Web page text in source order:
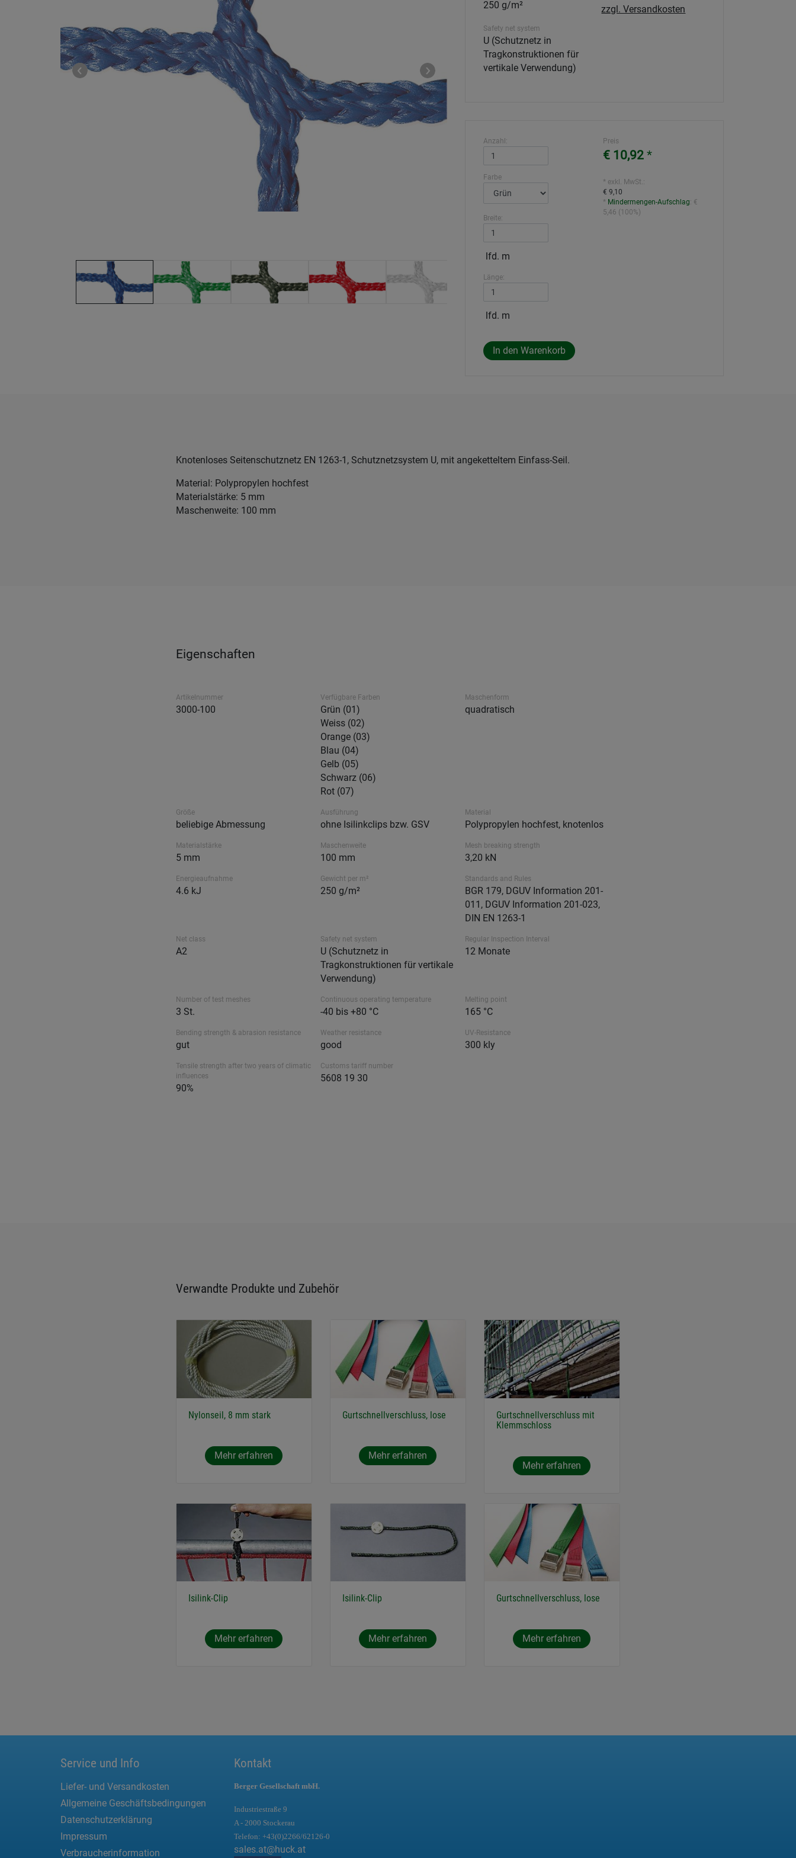
250 g/m²
Safety net system
U (Schutznetz in
Tragkonstruktionen für
vertikale Verwendung)
zzgl. Versandkosten
Anzahl:
Farbe
Breite:
lfd. m
Länge:
lfd. m
Preis
€ 10,92 *
* exkl. MwSt.:
€ 9,10
* Mindermengen-Aufschlag: €
5,46 (100%)
Knotenloses Seitenschutznetz EN 1263-1, Schutznetzsystem U, mit angeketteltem Einfass-Seil.
Material: Polypropylen hochfest
Materialstärke: 5 mm
Maschenweite: 100 mm
Eigenschaften
Artikelnummer
3000-100
Verfügbare Farben
Grün (01)
Weiss (02)
Orange (03)
Blau (04)
Gelb (05)
Schwarz (06)
Rot (07)
Maschenform
quadratisch
Größe
beliebige Abmessung
Ausführung
ohne Isilinkclips bzw. GSV
Material
Polypropylen hochfest, knotenlos
Materialstärke
5 mm
Maschenweite
100 mm
Mesh breaking strength
3,20 kN
Energieaufnahme
4.6 kJ
Gewicht per m²
250 g/m²
Standards and Rules
BGR 179, DGUV Information 201-
011, DGUV Information 201-023,
DIN EN 1263-1
Net class
A2
Safety net system
U (Schutznetz in
Tragkonstruktionen für vertikale
Verwendung)
Regular Inspection Interval
12 Monate
Number of test meshes
3 St.
Continuous operating temperature
-40 bis +80 °C
Melting point
165 °C
Bending strength & abrasion resistance
gut
Weather resistance
good
UV-Resistance
300 kly
Tensile strength after two years of climatic
influences
90%
Customs tariff number
5608 19 30
Verwandte Produkte und Zubehör
Nylonseil, 8 mm stark
Mehr erfahren
Gurtschnellverschluss, lose
Mehr erfahren
Gurtschnellverschluss mit
Klemmschloss
Mehr erfahren
Isilink-Clip
Mehr erfahren
Isilink-Clip
Mehr erfahren
Gurtschnellverschluss, lose
Mehr erfahren
Service und Info
Liefer- und Versandkosten
Allgemeine Geschäftsbedingungen
Datenschutzerklärung
Impressum
Verbraucherinformation
Kontakt
Berger Gesellschaft mbH.
Industriestraße 9
A - 2000 Stockerau
Telefon: +43(0)2266/62126-0
sales.at@huck.at